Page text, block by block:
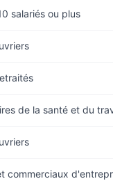
salariés ou plus
de la santé et du
commerciaux